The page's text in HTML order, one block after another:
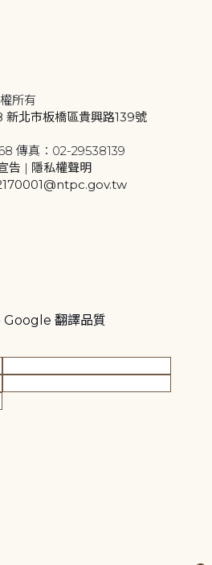
所有
新北市板橋區貴興路139號
傳真：02-29538139
告 | 隱私權聲明
Google 翻譯品質